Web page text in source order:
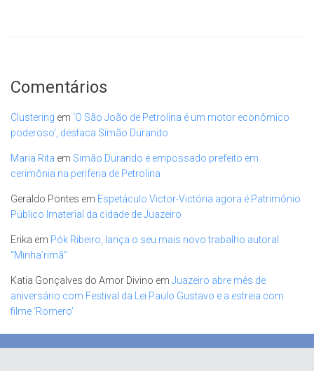
Comentários
Clustering em ‘O São João de Petrolina é um motor econômico
poderoso’, destaca Simão Durando
Maria Rita em Simão Durando é empossado prefeito em
cerimônia na periferia de Petrolina
Geraldo Pontes em Espetáculo Victor-Victória agora é Patrimônio
Público Imaterial da cidade de Juazeiro
Erika em Pók Ribeiro, lança o seu mais novo trabalho autoral
“Minha’rimã”
Katia Gonçalves do Amor Divino em Juazeiro abre mês de
aniversário com Festival da Lei Paulo Gustavo e a estreia com
filme ‘Romero’